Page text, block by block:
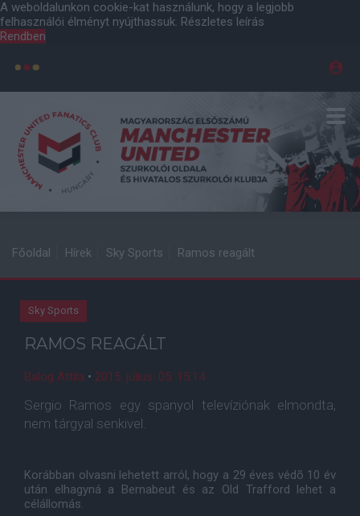
A weboldalunkon cookie-kat használunk, hogy a legjobb
felhasználói élményt nyújthassuk. Részletes leírás
Rendben
Főoldal Hírek Sky Sports Ramos reagált
Sky Sports
RAMOS REAGÁLT
Balog Attila • 2015. július. 05. 15:14
Sergio Ramos egy spanyol televíziónak elmondta,
nem tárgyal senkivel.
Korábban olvasni lehetett arról, hogy a 29 éves védõ 10 év
után elhagyná a Bernabeut és az Old Trafford lehet a
célállomás.